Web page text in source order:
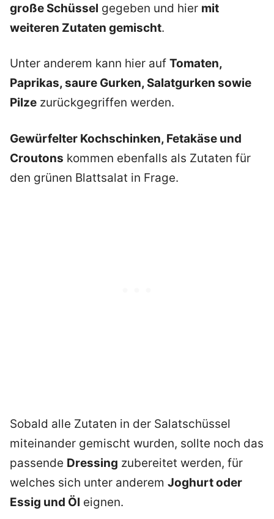
große Schüssel gegeben und hier mit
weiteren Zutaten gemischt.
Unter anderem kann hier auf Tomaten,
Paprikas, saure Gurken, Salatgurken sowie
Pilze zurückgegriffen werden.
Gewürfelter Kochschinken, Fetakäse und
Croutons kommen ebenfalls als Zutaten für
den grünen Blattsalat in Frage.
Sobald alle Zutaten in der Salatschüssel
miteinander gemischt wurden, sollte noch das
passende Dressing zubereitet werden, für
welches sich unter anderem Joghurt oder
Essig und Öl eignen.